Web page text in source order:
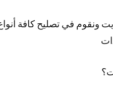
في تصليح كافة أنواع